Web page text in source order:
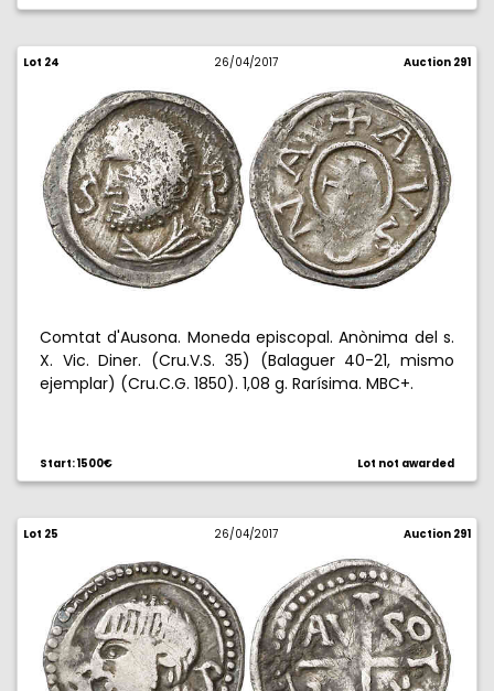
Lot 24 26/04/2017 Auction 291
Comtat d'Ausona. Moneda episcopal. Anònima del s.
X. Vic. Diner. (Cru.V.S. 35) (Balaguer 40-21, mismo
ejemplar) (Cru.C.G. 1850). 1,08 g. Rarísima. MBC+.
Start: 1500€ Lot not awarded
Lot 25 26/04/2017 Auction 291